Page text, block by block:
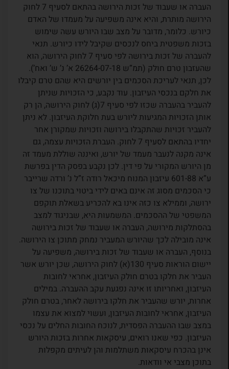
העברה או שעבוד של זכות הירושה בהתאם לסעיף 7 לחוק
הירושה מותרת, והיא אינה משפיעה על מעמדו של האדם
כיורש. כלומר, מדובר על מצב שבו היורש עשה שימוש
בזכות משפטית ביחס לנכסים שקיבל לידו כיורש. תנאי
להעברה של זכות בירושה לפי סעיף 7 לחוק הירושה, הוא
שהעזבון טרם חולק (תמ”ש 26264-07-18 א’ נ’ ש’ ואח’).
לכן, תנאי לעריכת הסכמים בין יורשים היא שהם טרם קיבלו
את חלקם בנכסי העיזבון. עוד נקבע, כי הזכויות שניתן
להעביר בהעברה שכזו לפי סעיף 7(ג) לחוק הירושה, הן רק
אותן הזכויות המגיעות ליורש בעת חלוקת העיזבון. לא ניתן
להעביר זכויות שהתקבלו בירושה וזכויות שמקורן אחר
יחדיו בהתאם לסעיף 7 לחוק. העברת הזכויות עצמה, גם
אינה מקנה לנעבר מעמד של יורש, ואיננה שוללת מעמד זה
מן היורש המקורי על פי דין. לכן נקבע בפסק הדין בפרשת
ע”א 601-88 עיזבון המנוח מיכאל רודה ז”ל נ’ ורדה שרייבר
כי הסכמים מסוג זה אינם באים לידי ביטוי בתוכנו של צו
ירושה, וממילא צו כזה אינו בא להכריע בשאלת תוקפם
המשפטי של ההסכמים. המשמעות היא, שבניגוד למצב
בהסתלקות מירושה, העברה או שעבוד של זכות בירושה
אינה מובילה לכך שהיורש המעביר נמחק מתוכן צו הירושה.
בנוסף, העברה או שעבוד של זכות בירושה, משפיעה על
יישום הוראות סעיף 130(א) לחוק הירושה, שכן יורש אשר
העביר את חלקו בטרם חולק העיזבון, אחראי לחובות
העיזבון, ואחריותו זו אינה נפגעת עקב ההעברה. במילים
אחרות, יורש שהעביר את חלקו בירושה לאחר, בטרם חולק
העיזבון, אחראי לחובות העיזבון, ועשוי למצוא את עצמו
במצב שבו ההעברה הפסדית, לנוכח החובות החלים על נכסי
העיזבון. כפי שאנו רואים, עיסקאות אחרות בזכות היורש
אינן בהכרח עיסקאות משתלמות והן לעיתים מקפלות
בתוכן מצבי אי וודאות.